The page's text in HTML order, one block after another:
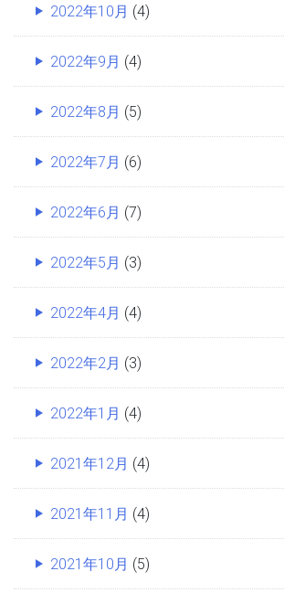
2022年10月 (4)
2022年9月 (4)
2022年8月 (5)
2022年7月 (6)
2022年6月 (7)
2022年5月 (3)
2022年4月 (4)
2022年2月 (3)
2022年1月 (4)
2021年12月 (4)
2021年11月 (4)
2021年10月 (5)